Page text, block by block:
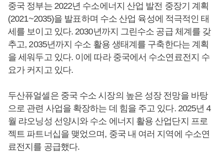
중국 정부는 2022년 수소에너지 산업 발전 중장기 계획
(2021~2035)을 발표하며 수소 산업 육성에 적극적인 태
세를 보이고 있다. 2030년까지 그린수소 공급 체계를 갖
추고, 2035년까지 수소 활용 생태계를 구축한다는 계획
을 세워두고 있다. 이에 따라 중국에서 수소연료전지 수
요가 커지고 있다.
두산퓨얼셀은 중국 수소 시장의 높은 성장 전망을 바탕
으로 관련 사업을 확장하는 데 힘을 주고 있다. 2025년 4
월 랴오닝성 선양시와 수소 에너지 활용 산업단지 프로
젝트 파트너십을 맺었으며, 중국 내 여러 지역에 수소연
료전지를 공급했다.